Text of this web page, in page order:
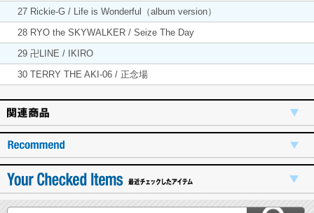
27 Rickie-G / Life is Wonderful（album version）
28 RYO the SKYWALKER / Seize The Day
29 卍LINE / IKIRO
30 TERRY THE AKI-06 / 正念場